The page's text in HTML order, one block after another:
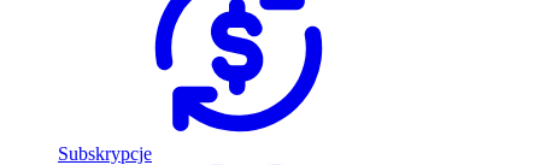
Subskrypcje